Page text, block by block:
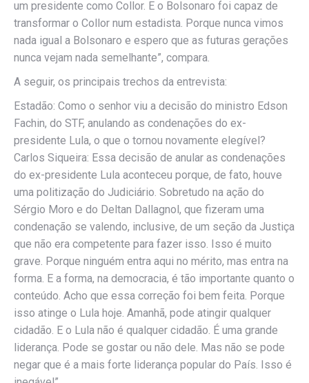
um presidente como Collor. E o Bolsonaro foi capaz de
transformar o Collor num estadista. Porque nunca vimos
nada igual a Bolsonaro e espero que as futuras gerações
nunca vejam nada semelhante”, compara.
A seguir, os principais trechos da entrevista:
Estadão: Como o senhor viu a decisão do ministro Edson
Fachin, do STF, anulando as condenações do ex-
presidente Lula, o que o tornou novamente elegível?
Carlos Siqueira: Essa decisão de anular as condenações
do ex-presidente Lula aconteceu porque, de fato, houve
uma politização do Judiciário. Sobretudo na ação do
Sérgio Moro e do Deltan Dallagnol, que fizeram uma
condenação se valendo, inclusive, de um seção da Justiça
que não era competente para fazer isso. Isso é muito
grave. Porque ninguém entra aqui no mérito, mas entra na
forma. E a forma, na democracia, é tão importante quanto o
conteúdo. Acho que essa correção foi bem feita. Porque
isso atinge o Lula hoje. Amanhã, pode atingir qualquer
cidadão. E o Lula não é qualquer cidadão. É uma grande
liderança. Pode se gostar ou não dele. Mas não se pode
negar que é a mais forte liderança popular do País. Isso é